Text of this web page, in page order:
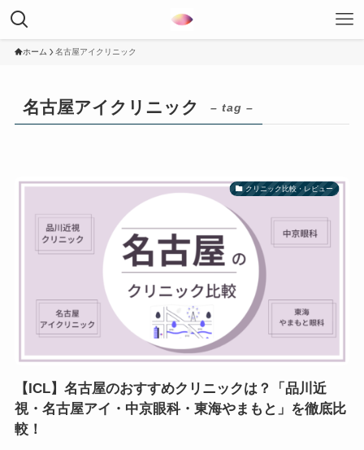
ホーム 名古屋アイクリニック
名古屋アイクリニック – tag –
クリニック比較・レビュー
【ICL】名古屋のおすすめクリニックは？「品川近
視・名古屋アイ・中京眼科・東海やまもと」を徹底比
較！